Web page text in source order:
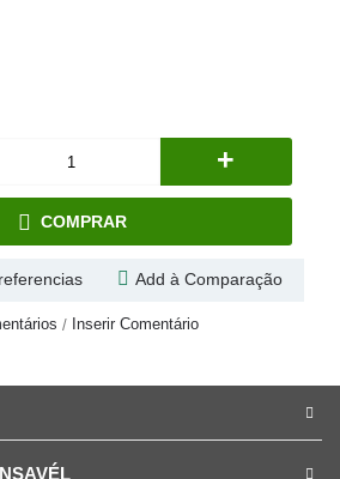
+
COMPRAR
Add à Comparação
/ Inserir Comentário